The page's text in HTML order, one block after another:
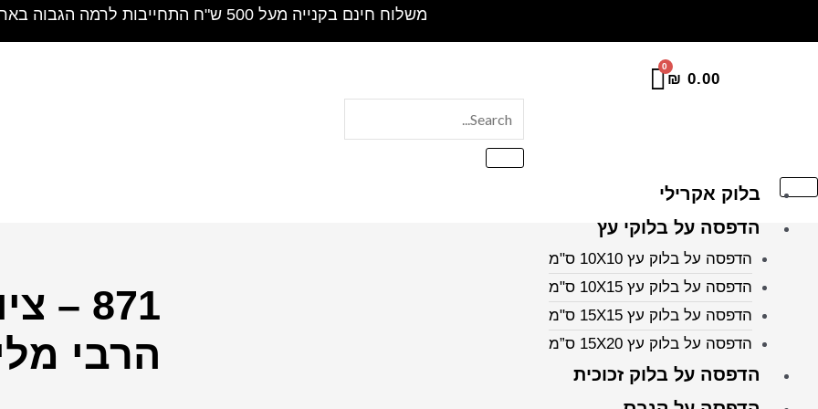
לתוכן
משלוח חינם בקנייה מעל 500 ש"ח התחייבות לרמה הגבוה בארץ !
0.00
₪
בלוק אקרילי
הדפסה על בלוקי עץ
הדפסה על בלוק עץ 10X10 ס"מ
הדפסה על בלוק עץ 10X15 ס"מ
הדפסה על בלוק עץ 15X15 ס"מ
הדפסה על בלוק עץ 15X20 ס”מ
הדפסה על בלוק זכוכית
871
הרבי
כמות
של
871
-